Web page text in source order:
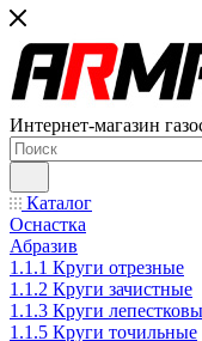
Интернет-магазин
Каталог
Оснастка
Абразив
1.1.1 Круги отрезные
1.1.2 Круги зачистные
1.1.3 Круги
1.1.5 Круги точильные